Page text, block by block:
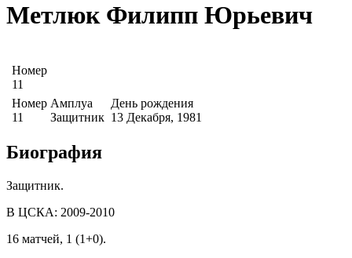
Метлюк Филипп Юрьевич
Номер
11
Номер
11
Амплуа
Защитник
День рождения
13 Декабря, 1981
Биография
Защитник.
В ЦСКА: 2009-2010
16 матчей, 1 (1+0).